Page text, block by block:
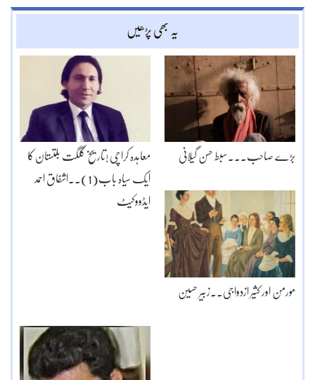
یہ بھی پڑھیں
معاہدہ کراچی !تاریخ گلگت بلتستان کا
ایک سیاہ باب(1)۔۔اشفاق احمد
ایڈووکیٹ
بڑے صاحب۔۔۔سبط حسن گیلانی
مورمن اور کثیر ازدواجی۔۔زبیر حسین